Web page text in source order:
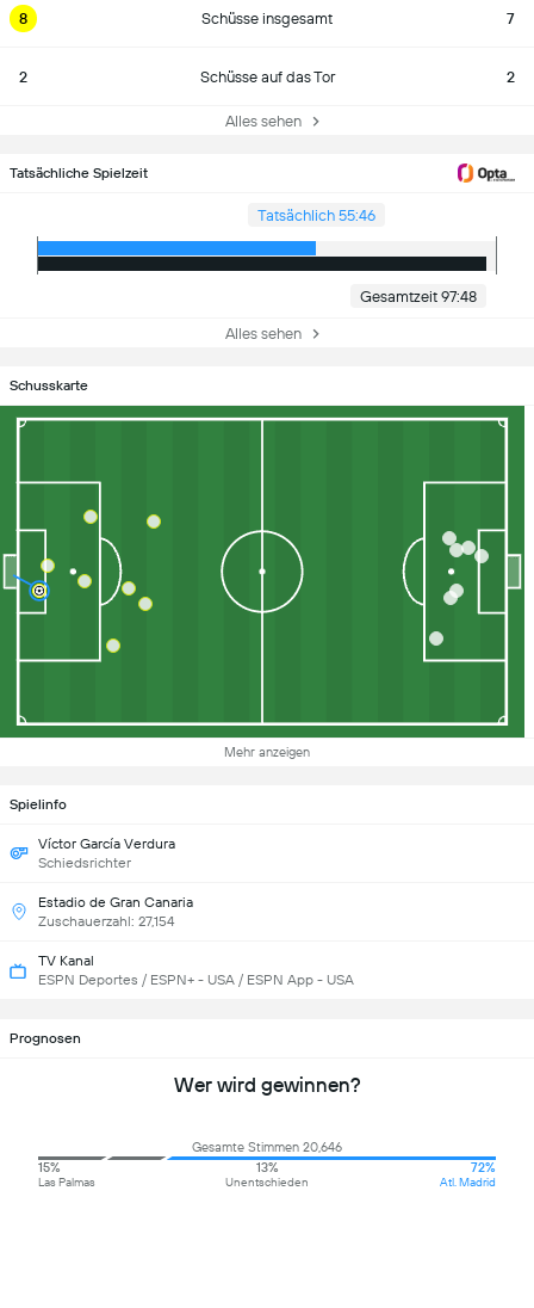
8 Schüsse insgesamt 7
2 Schüsse auf das Tor 2
Alles sehen
Tatsächliche Spielzeit
Tatsächlich 55:46
Gesamtzeit 97:48
Alles sehen
Schusskarte
Mehr anzeigen
Spielinfo
Víctor García Verdura
Schiedsrichter
Estadio de Gran Canaria
Zuschauerzahl: 27,154
TV Kanal
ESPN Deportes / ESPN+ - USA / ESPN App - USA
Prognosen
Wer wird gewinnen?
Gesamte Stimmen 20,646
15%
Las Palmas
13%
Unentschieden
72%
Atl. Madrid